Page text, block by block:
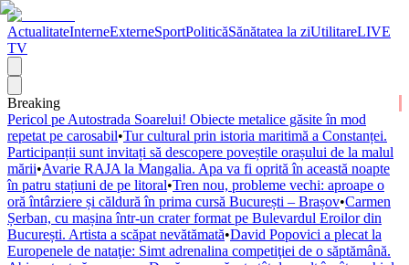
ActualitateInterneExterneSportPoliticăSănătatea la ziUtilitareLIVE
TV
Breaking
Pericol pe Autostrada Soarelui! Obiecte metalice găsite în mod
repetat pe carosabil•Tur cultural prin istoria maritimă a Constanței.
Participanții sunt invitați să descopere poveștile orașului de la malul
mării•Avarie RAJA la Mangalia. Apa va fi oprită în această noapte
în patru stațiuni de pe litoral•Tren nou, probleme vechi: aproape o
oră întârziere și căldură în prima cursă București – Brașov•Carmen
Șerban, cu mașina într-un crater format pe Bulevardul Eroilor din
București. Artista a scăpat nevătămată•David Popovici a plecat la
Europenele de nataţie: Simt adrenalina competiţiei de o săptămână.